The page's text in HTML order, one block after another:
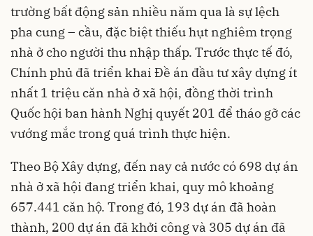
trường bất động sản nhiều năm qua là sự lệch
pha cung – cầu, đặc biệt thiếu hụt nghiêm trọng
nhà ở cho người thu nhập thấp. Trước thực tế đó,
Chính phủ đã triển khai Đề án đầu tư xây dựng ít
nhất 1 triệu căn nhà ở xã hội, đồng thời trình
Quốc hội ban hành Nghị quyết 201 để tháo gỡ các
vướng mắc trong quá trình thực hiện.
Theo Bộ Xây dựng, đến nay cả nước có 698 dự án
nhà ở xã hội đang triển khai, quy mô khoảng
657.441 căn hộ. Trong đó, 193 dự án đã hoàn
thành, 200 dự án đã khởi công và 305 dự án đã